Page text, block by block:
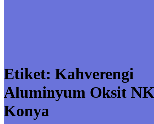
Etiket: Kahverengi
Aluminyum Oksit
Konya